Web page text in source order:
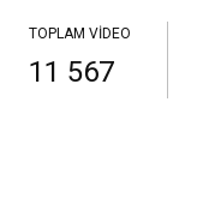
TOPLAM VIDEO
11 567